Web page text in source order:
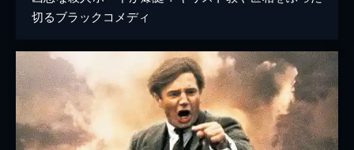
切るブラックコメディ